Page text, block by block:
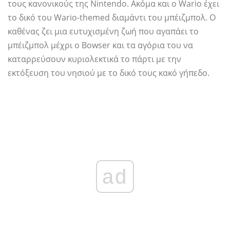
τους κανονικούς της Nintendo. Ακόμα και ο Wario έχει
το δικό του Wario-themed διαμάντι του μπέιζμπολ. Ο
καθένας ζει μια ευτυχισμένη ζωή που αγαπάει το
μπέιζμπολ μέχρι ο Bowser και τα αγόρια του να
καταρρεύσουν κυριολεκτικά το πάρτι με την
εκτόξευση του νησιού με το δικό τους κακό γήπεδο.
ad